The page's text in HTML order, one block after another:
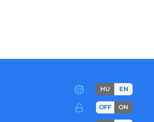
HU EN
OFF ON